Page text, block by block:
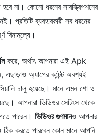
না। কোনো ধরনের সাবস্ক্রিপশনের
প্রতিটি ব্যবহারকারী সব ধরনের
বিনামূল্যে।
করে, অর্থাৎ আপনারা এই Apk
এছাড়াও অ্যাপের কন্টেন্ট অবশ্যই
চালু হয়েছে। মানে এমন শো ও
আপনারা ভিডিওর সেটিংস থেকে
পারেন। ভিডিওর গুণমানও আপনার
ঠিক করতে পারবেন কোন মানে আপনি